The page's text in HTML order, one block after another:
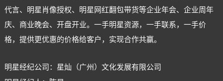
代言、明星肖像授权、明星网红翻包带货等企业年会、企业周年
庆、商业晚会、开盘开业。一手明星资源，一手联系，一手价
格，提供更优惠的价格给客户，实现合作共赢。
明星经纪公司：星灿（广州）文化发展有限公司